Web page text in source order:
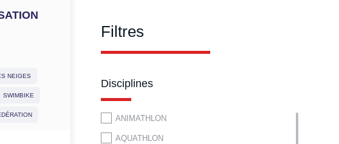
NEIGES
SWIMBIKE
Filtres
Disciplines
ANIMATHLON
AQUATHLON